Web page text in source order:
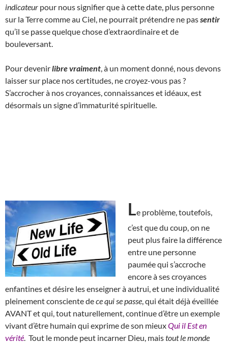
indicateur pour nous signifier que à cette date, plus personne
sur la Terre comme au Ciel, ne pourrait prétendre ne passentir
qu’il se passe quelque chose d’extraordinaire et de
bouleversant.
Pour devenirlibre vraiment , à un moment donné, nous devons
laisser sur place nos certitudes, ne croyez-vous pas ?
S’accrocher à nos croyances, connaissances et idéaux, est
désormais un signe d’immaturité spirituelle.
Le problème, toutefois,
c’est que du coup, on ne
peut plus faire la différence
entre une personne
paumée qui s’accroche
encore à ses croyances
enfantines et désire les enseigner à autrui, et une individualité
pleinement consciente dece qui se passe , qui était déjà éveillée
AVANT et qui, tout naturellement, continue d’être un exemple
vivant d’être humain qui exprime de son mieuxQui il Est en
vérité . Tout le monde peut incarner Dieu, maistout le monde